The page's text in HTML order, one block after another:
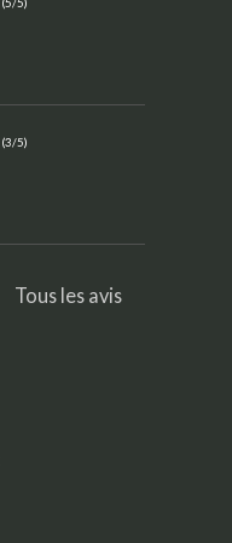
(3/5)
Tous les avis